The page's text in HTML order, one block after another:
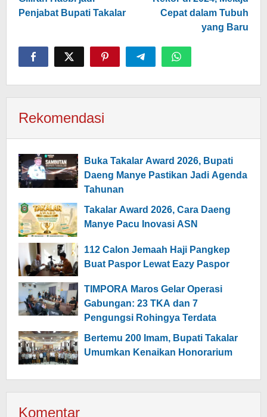
Penjabat Bupati Takalar
Cepat dalam Tubuh
yang Baru
Rekomendasi
Buka Takalar Award 2026, Bupati
Daeng Manye Pastikan Jadi Agenda
Tahunan
Takalar Award 2026, Cara Daeng
Manye Pacu Inovasi ASN
112 Calon Jemaah Haji Pangkep
Buat Paspor Lewat Eazy Paspor
TIMPORA Maros Gelar Operasi
Gabungan: 23 TKA dan 7
Pengungsi Rohingya Terdata
Bertemu 200 Imam, Bupati Takalar
Umumkan Kenaikan Honorarium
Komentar